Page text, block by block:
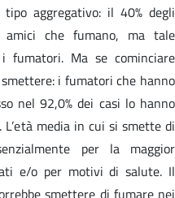
aggregativo: il 40% degli
che fumano, ma tale
fumatori. Ma se cominciare
i fumatori che hanno
nel 92,0% dei casi lo hanno
media in cui si smette di
per la maggior
e/o per motivi di salute. Il
smettere di fumare nei